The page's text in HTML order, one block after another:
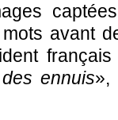
avant
ennuis»,